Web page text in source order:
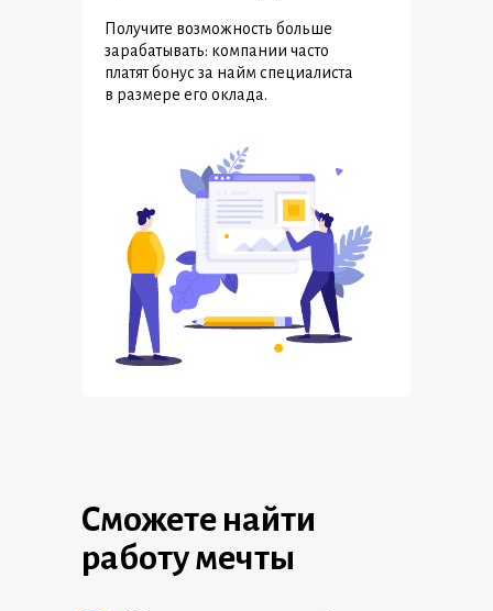
Получите возможность больше
зарабатывать: компании часто
платят бонус за найм специалиста
в размере его оклада.
_ _ _ _ _ _ _ _ _ _ _ _ _ _ _ _ _ _ _ _ _ _ _ _ _ _ _ _ _ _ _ _ _ _ _ _ _ _ _ _
Сможете найти
работу мечты